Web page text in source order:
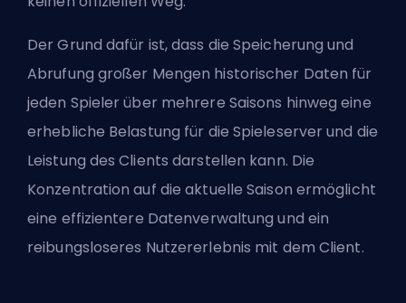
Der Grund dafür ist, dass die Speicherung und
Abrufung großer Mengen historischer Daten für
jeden Spieler über mehrere Saisons hinweg eine
erhebliche Belastung für die Spieleserver und die
Leistung des Clients darstellen kann. Die
Konzentration auf die aktuelle Saison ermöglicht
eine effizientere Datenverwaltung und ein
reibungsloseres Nutzererlebnis mit dem Client.